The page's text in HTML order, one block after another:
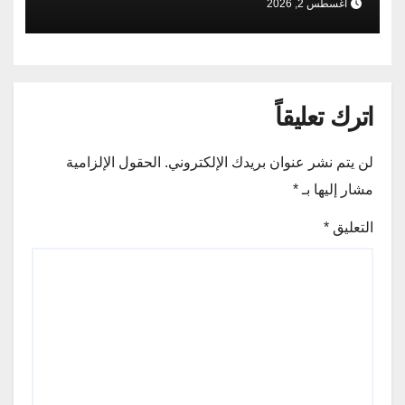
أغسطس 2, 2026
اترك تعليقاً
لن يتم نشر عنوان بريدك الإلكتروني. الحقول الإلزامية
مشار إليها بـ *
التعليق *